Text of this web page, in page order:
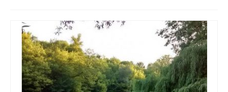
muveAWAY
muveLIVELY
muveBOLDLY
muveFAR